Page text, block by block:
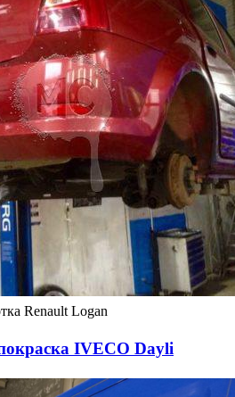
Renault Logan
IVECO Dayli